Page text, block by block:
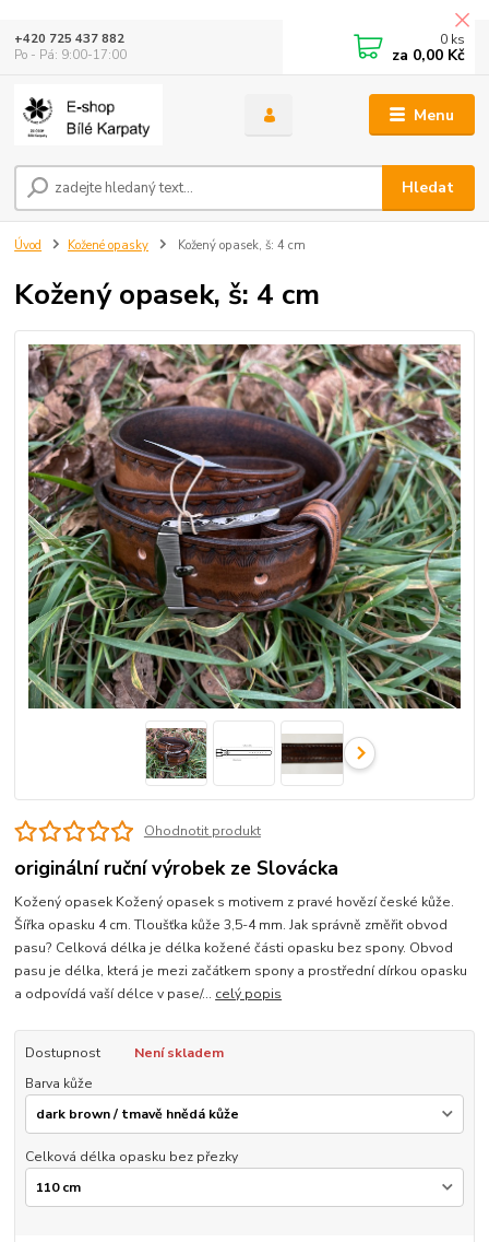
Menu
Hledat
+420 725 437 882
Po - Pá: 9:00-17:00
0 ks
za 0,00 Kč
Úvod Kožené opasky Kožený opasek, š: 4 cm
Kožený opasek, š: 4 cm
Ohodnotit produkt
originální ruční výrobek ze Slovácka
Kožený opasek Kožený opasek s motivem z pravé hovězí české kůže.
Šířka opasku 4 cm. Tloušťka kůže 3,5-4 mm. Jak správně změřit obvod
pasu? Celková délka je délka kožené části opasku bez spony. Obvod
pasu je délka, která je mezi začátkem spony a prostřední dírkou opasku
a odpovídá vaší délce v pase/... celý popis
Dostupnost
Není skladem
Barva kůže
Celková délka opasku bez přezky